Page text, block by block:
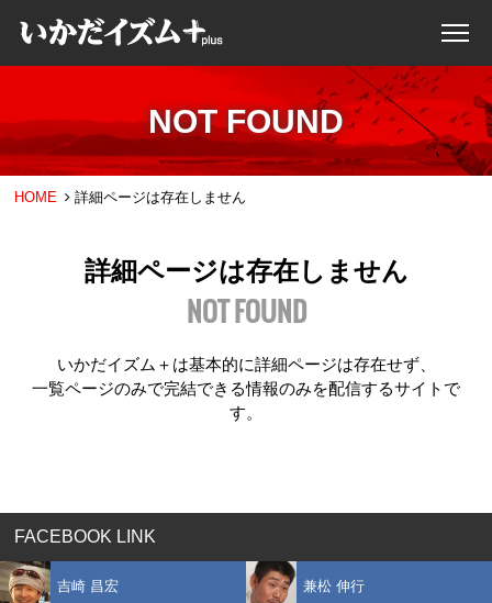
NOT FOUND
HOME 詳細ページは存在しません
詳細ページは存在しません
NOT FOUND
いかだイズム＋は基本的に詳細ページは存在せず、
一覧ページのみで完結できる情報のみを配信するサイトで
す。
FACEBOOK LINK
吉崎 昌宏 兼松 伸行